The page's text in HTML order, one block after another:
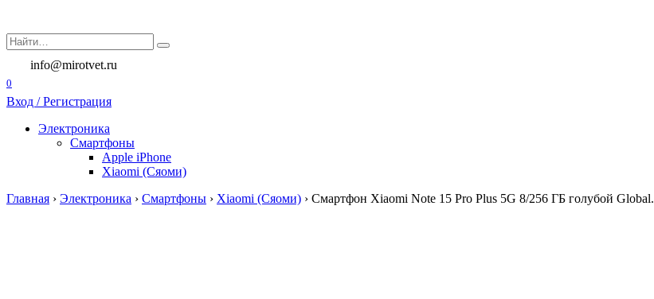
содержанию
Search
for:
info@mirotvet.ru
0
Вход / Регистрация
Электроника
Смартфоны
Apple iPhone
Xiaomi (Сяоми)
Главная › Электроника › Смартфоны › Xiaomi (Сяоми) › Смартфон Xiaomi Note 15 Pro Plus 5G 8/256 ГБ голубой Global.